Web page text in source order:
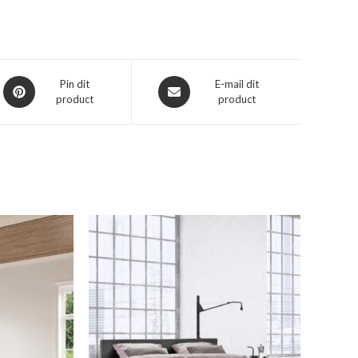
Opent
in
Pin dit
product
Opent
in
E-mail dit
product